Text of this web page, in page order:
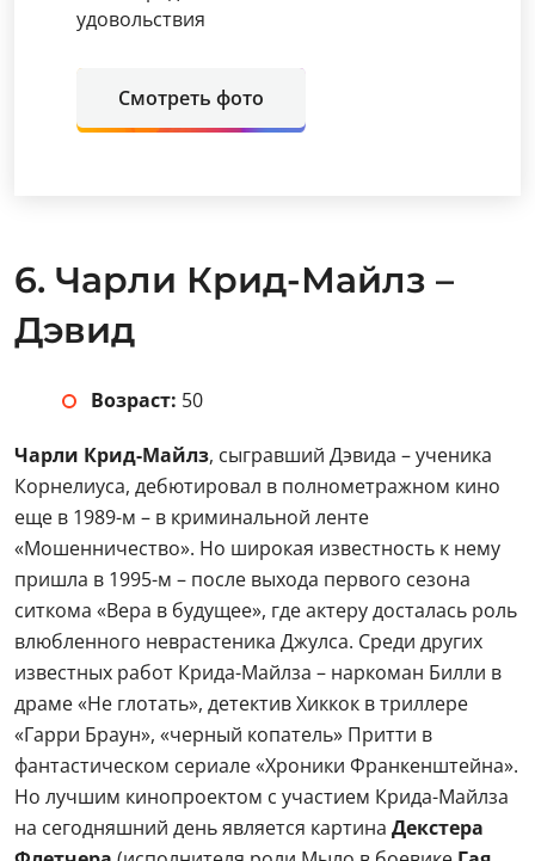
удовольствия
Смотреть фото
6. Чарли Крид-Майлз –
Дэвид
Возраст: 50
Чарли Крид-Майлз, сыгравший Дэвида – ученика
Корнелиуса, дебютировал в полнометражном кино
еще в 1989-м – в криминальной ленте
«Мошенничество». Но широкая известность к нему
пришла в 1995-м – после выхода первого сезона
ситкома «Вера в будущее», где актеру досталась роль
влюбленного неврастеника Джулса. Среди других
известных работ Крида-Майлза – наркоман Билли в
драме «Не глотать», детектив Хиккок в триллере
«Гарри Браун», «черный копатель» Притти в
фантастическом сериале «Хроники Франкенштейна».
Но лучшим кинопроектом с участием Крида-Майлза
на сегодняшний день является картина Декстера